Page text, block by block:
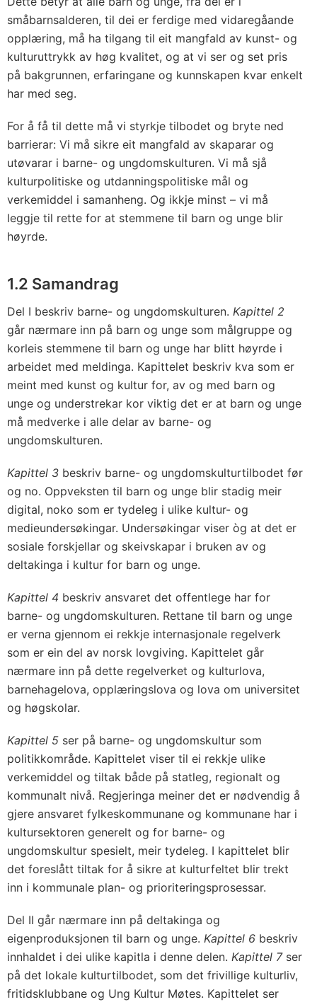
småbarnsalderen, til dei er ferdige med vidaregåande
opplæring, må ha tilgang til eit mangfald av kunst- og
kulturuttrykk av høg kvalitet, og at vi ser og set pris
på bakgrunnen, erfaringane og kunnskapen kvar enkelt
har med seg.
For å få til dette må vi styrkje tilbodet og bryte ned
barrierar: Vi må sikre eit mangfald av skaparar og
utøvarar i barne- og ungdomskulturen. Vi må sjå
kulturpolitiske og utdanningspolitiske mål og
verkemiddel i samanheng. Og ikkje minst – vi må
leggje til rette for at stemmene til barn og unge blir
høyrde.
1.2 Samandrag
Del I beskriv barne- og ungdomskulturen. Kapittel 2
går nærmare inn på barn og unge som målgruppe og
korleis stemmene til barn og unge har blitt høyrde i
arbeidet med meldinga. Kapittelet beskriv kva som er
meint med kunst og kultur for, av og med barn og
unge og understrekar kor viktig det er at barn og unge
må medverke i alle delar av barne- og
ungdomskulturen.
Kapittel 3 beskriv barne- og ungdomskulturtilbodet før
og no. Oppveksten til barn og unge blir stadig meir
digital, noko som er tydeleg i ulike kultur- og
medieundersøkingar. Undersøkingar viser òg at det er
sosiale forskjellar og skeivskapar i bruken av og
deltakinga i kultur for barn og unge.
Kapittel 4 beskriv ansvaret det offentlege har for
barne- og ungdomskulturen. Rettane til barn og unge
er verna gjennom ei rekkje internasjonale regelverk
som er ein del av norsk lovgiving. Kapittelet går
nærmare inn på dette regelverket og kulturlova,
barnehagelova, opplæringslova og lova om universitet
og høgskolar.
Kapittel 5 ser på barne- og ungdomskultur som
politikkområde. Kapittelet viser til ei rekkje ulike
verkemiddel og tiltak både på statleg, regionalt og
kommunalt nivå. Regjeringa meiner det er nødvendig å
gjere ansvaret fylkeskommunane og kommunane har i
kultursektoren generelt og for barne- og
ungdomskultur spesielt, meir tydeleg. I kapittelet blir
det foreslått tiltak for å sikre at kulturfeltet blir trekt
inn i kommunale plan- og prioriteringsprosessar.
Del II går nærmare inn på deltakinga og
eigenproduksjonen til barn og unge. Kapittel 6 beskriv
innhaldet i dei ulike kapitla i denne delen. Kapittel 7ser
på det lokale kulturtilbodet, som det frivillige kulturliv,
fritidsklubbane og Ung Kultur Møtes. Kapittelet ser